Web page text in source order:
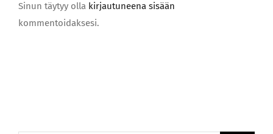
Sinun täytyy olla kirjautuneena sisään
kommentoidaksesi.